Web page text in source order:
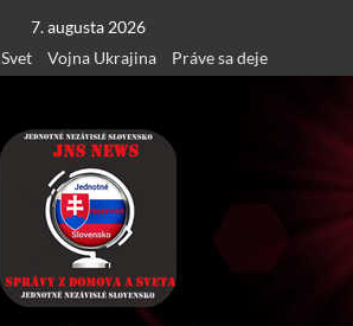
7. augusta 2026
Svet Vojna Ukrajina Práve sa deje